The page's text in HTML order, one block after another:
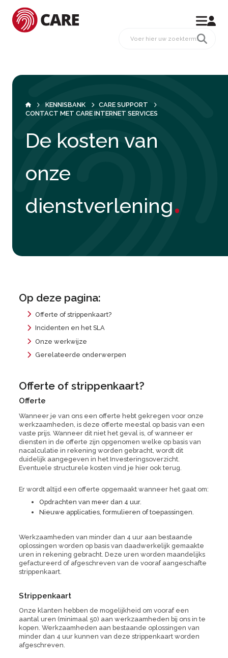
KENNISBANK
CARE SUPPORT
CONTACT MET CARE INTERNET SERVICES
De kosten van
onze
dienstverlening.
Op deze pagina:
Offerte of strippenkaart?
Incidenten en het SLA
Onze werkwijze
Gerelateerde onderwerpen
Offerte of strippenkaart?
Offerte
Wanneer je van ons een offerte hebt gekregen voor onze
werkzaamheden, is deze offerte meestal op basis van een
vaste prijs. Wanneer dit niet het geval is, of wanneer er
diensten in de offerte zijn opgenomen welke op basis van
nacalculatie in rekening worden gebracht, wordt dit
duidelijk aangegeven in het Investeringsoverzicht.
Eventuele structurele kosten vind je hier ook terug.
Er wordt altijd een offerte opgemaakt wanneer het gaat om:
Opdrachten van meer dan 4 uur.
Nieuwe applicaties, formulieren of toepassingen.
Werkzaamheden van minder dan 4 uur aan bestaande
oplossingen worden op basis van daadwerkelijk gemaakte
uren in rekening gebracht. Deze uren worden maandelijks
gefactureerd of afgeschreven van de vooraf aangeschafte
strippenkaart.
Strippenkaart
Onze klanten hebben de mogelijkheid om vooraf een
aantal uren (minimaal 50) aan werkzaamheden bij ons in te
kopen. Werkzaamheden aan bestaande oplossingen van
minder dan 4 uur kunnen van deze strippenkaart worden
afgeschreven.